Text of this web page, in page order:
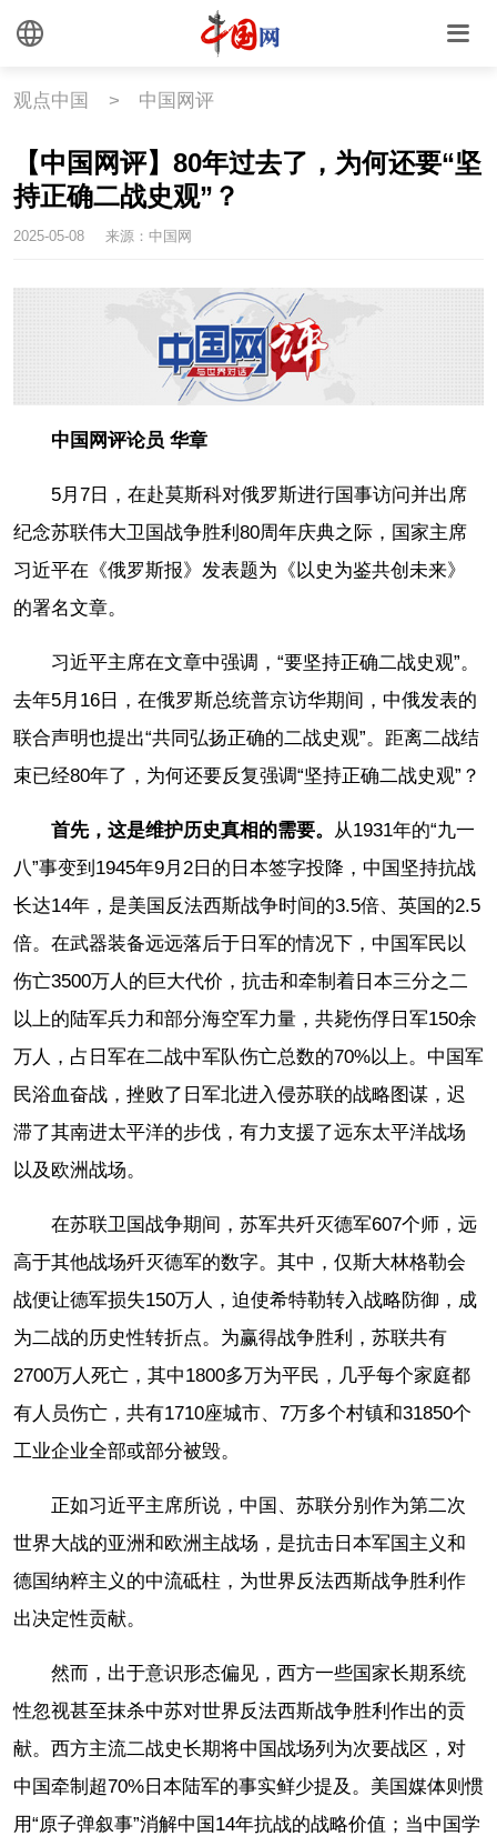
观点中国 > 中国网评
【中国网评】80年过去了，为何还要“坚
持正确二战史观”？
2025-05-08 来源：中国网
中国网评论员 华章
5月7日，在赴莫斯科对俄罗斯进行国事访问并出席
纪念苏联伟大卫国战争胜利80周年庆典之际，国家主席
习近平在《俄罗斯报》发表题为《以史为鉴共创未来》
的署名文章。
习近平主席在文章中强调，“要坚持正确二战史观”。
去年5月16日，在俄罗斯总统普京访华期间，中俄发表的
联合声明也提出“共同弘扬正确的二战史观”。距离二战结
束已经80年了，为何还要反复强调“坚持正确二战史观”？
首先，这是维护历史真相的需要。
从1931年的“九一
八”事变到1945年9月2日的日本签字投降，中国坚持抗战
长达14年，是美国反法西斯战争时间的3.5倍、英国的2.5
倍。在武器装备远远落后于日军的情况下，中国军民以
伤亡3500万人的巨大代价，抗击和牵制着日本三分之二
以上的陆军兵力和部分海空军力量，共毙伤俘日军150余
万人，占日军在二战中军队伤亡总数的70%以上。中国军
民浴血奋战，挫败了日军北进入侵苏联的战略图谋，迟
滞了其南进太平洋的步伐，有力支援了远东太平洋战场
以及欧洲战场。
在苏联卫国战争期间，苏军共歼灭德军607个师，远
高于其他战场歼灭德军的数字。其中，仅斯大林格勒会
战便让德军损失150万人，迫使希特勒转入战略防御，成
为二战的历史性转折点。为赢得战争胜利，苏联共有
2700万人死亡，其中1800多万为平民，几乎每个家庭都
有人员伤亡，共有1710座城市、7万多个村镇和31850个
工业企业全部或部分被毁。
正如习近平主席所说，中国、苏联分别作为第二次
世界大战的亚洲和欧洲主战场，是抗击日本军国主义和
德国纳粹主义的中流砥柱，为世界反法西斯战争胜利作
出决定性贡献。
然而，出于意识形态偏见，西方一些国家长期系统
性忽视甚至抹杀中苏对世界反法西斯战争胜利作出的贡
献。西方主流二战史长期将中国战场列为次要战区，对
中国牵制超70%日本陆军的事实鲜少提及。美国媒体则惯
用“原子弹叙事”消解中国14年抗战的战略价值；当中国学